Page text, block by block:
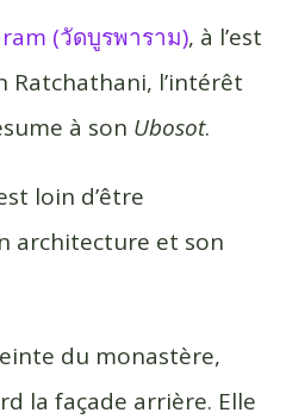
(วัดบูรพาราม), à l’est
Ratchathani, l’intérêt
à son Ubosot.
loin d’être
architecture et son
du monastère,
la façade arrière. Elle